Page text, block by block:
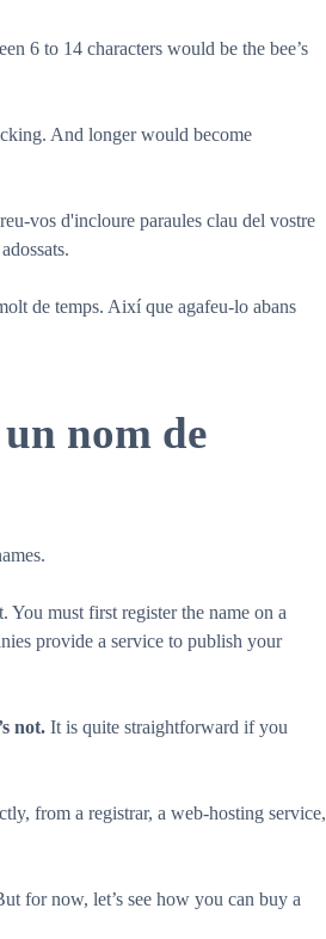
6 to 14 characters would be the bee’s
And longer would become
vos d'incloure paraules clau del vostre
de temps. Així que agafeu-lo abans
nom de
must first register the name on a
provide a service to publish your
not. It is quite straightforward if you
from a registrar, a web-hosting service,
for now, let’s see how you can buy a